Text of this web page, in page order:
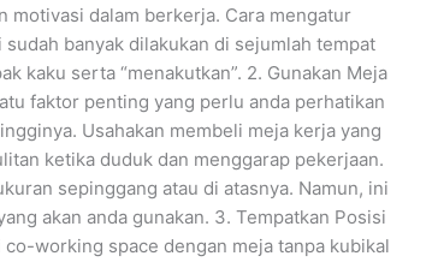
motivasi dalam berkerja. Cara mengatur
banyak dilakukan di sejumlah tempat
kaku serta “menakutkan”. 2. Gunakan Meja
faktor penting yang perlu anda perhatikan
Usahakan membeli meja kerja yang
ketika duduk dan menggarap pekerjaan.
sepinggang atau di atasnya. Namun, ini
akan anda gunakan. 3. Tempatkan Posisi
working space dengan meja tanpa kubikal